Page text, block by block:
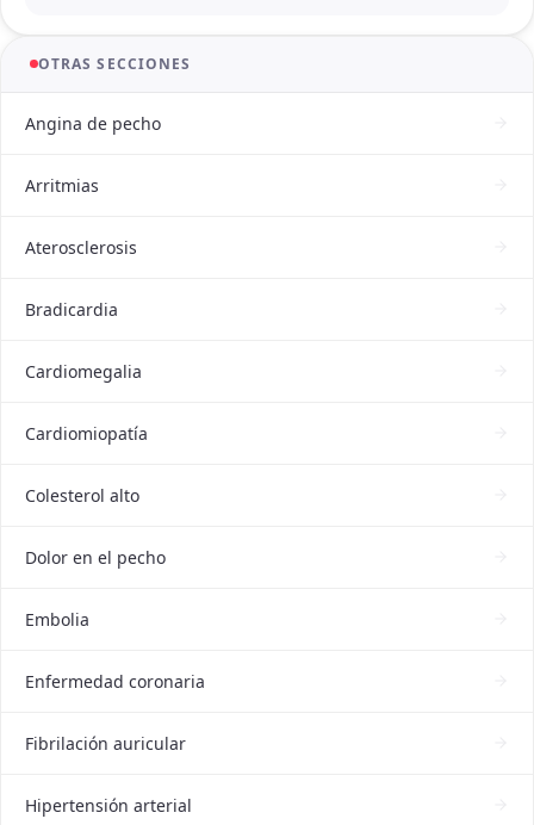
OTRAS SECCIONES
Angina de pecho
Arritmias
Aterosclerosis
Bradicardia
Cardiomegalia
Cardiomiopatía
Colesterol alto
Dolor en el pecho
Embolia
Enfermedad coronaria
Fibrilación auricular
Hipertensión arterial